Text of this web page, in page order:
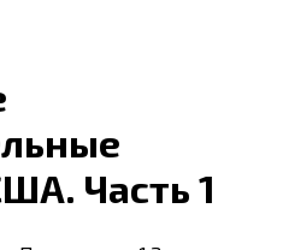
Часть 1